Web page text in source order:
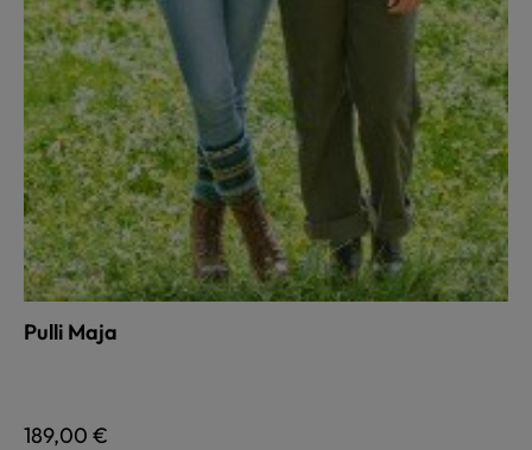
Pulli Maja
Regulärer Preis:
189,00 €